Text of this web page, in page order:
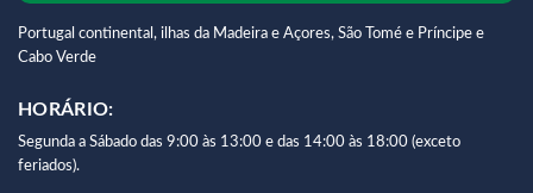
Portugal continental, ilhas da Madeira e Açores, São Tomé e Príncipe e
Cabo Verde
HORÁRIO:
Segunda a Sábado das 9:00 às 13:00 e das 14:00 às 18:00 (exceto
feriados).